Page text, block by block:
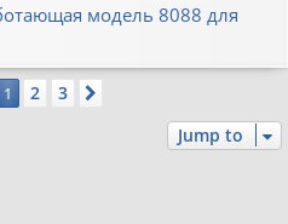
модель 8088 для
1 2 3
Jump to